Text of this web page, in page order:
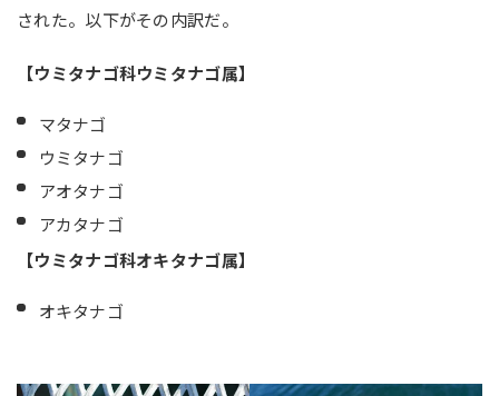
された。以下がその内訳だ。
【ウミタナゴ科ウミタナゴ属】
マタナゴ
ウミタナゴ
アオタナゴ
アカタナゴ
【ウミタナゴ科オキタナゴ属】
オキタナゴ